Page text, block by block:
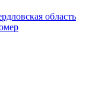
область